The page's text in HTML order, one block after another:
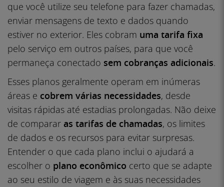
que você utilize seu telefone para fazer chamadas,
enviar mensagens de texto e dados quando
estiver no exterior. Eles cobram uma tarifa fixa
pelo serviço em outros países, para que você
permaneça conectado sem cobranças adicionais.
Esses planos geralmente operam em inúmeras
áreas e cobrem várias necessidades, desde
visitas rápidas até estadias prolongadas. Não deixe
de comparar as tarifas de chamadas, os limites
de dados e os recursos para evitar surpresas.
Entender o que cada plano inclui o ajudará a
escolher o plano econômico certo que se adapte
ao seu estilo de viagem e às suas necessidades